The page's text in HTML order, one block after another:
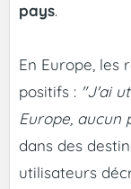
pays.
En Europe,
positifs : "J'ai
Europe, aucun
dans des
utilisateurs